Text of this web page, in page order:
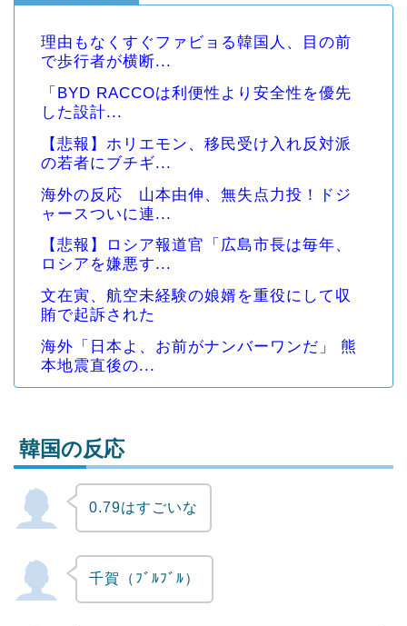
理由もなくすぐファビョる韓国人、目の前
で歩行者が横断...
「BYD RACCOは利便性より安全性を優先
した設計...
【悲報】ホリエモン、移民受け入れ反対派
の若者にブチギ...
海外の反応 山本由伸、無失点力投！ドジ
ャースついに連...
【悲報】ロシア報道官「広島市長は毎年、
ロシアを嫌悪す...
文在寅、航空未経験の娘婿を重役にして収
賄で起訴された
海外「日本よ、お前がナンバーワンだ」 熊
本地震直後の...
Powered by livedoor 相互RSS
韓国の反応
0.79はすごいな
千賀（ﾌﾞﾙﾌﾞﾙ）